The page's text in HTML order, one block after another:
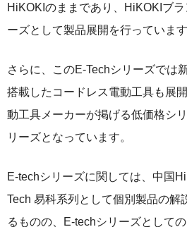
HiKOKIのままであり、HiKOKIブ
ーズとして製品展開を行っています
さらに、このE-Techシリーズでは
搭載したコードレス電動工具も展
動工具メーカーが掲げる低価格シ
リーズとなっています。
E-techシリーズに関しては、中国
Tech 易科系列として個別製品の解
るものの、E-techシリーズとして